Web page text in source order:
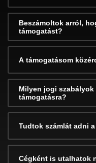
Beszámoltok arról,
támogatást?
A támogatásom
Milyen jogi
támogatásra?
Tudtok számlát adni
Cégként is utalhatok